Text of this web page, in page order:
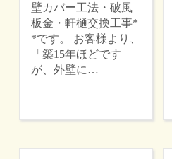
壁カバー工法・破風
板金・軒樋交換工事*
*です。 お客様より、
「築15年ほどです
が、外壁に…